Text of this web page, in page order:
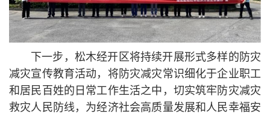
下一步，松木经开区将持续开展形式多样的防灾
减灾宣传教育活动，将防灾减灾常识细化于企业职工
和居民百姓的日常工作生活之中，切实筑牢防灾减灾
救灾人民防线，为经济社会高质量发展和人民幸福安